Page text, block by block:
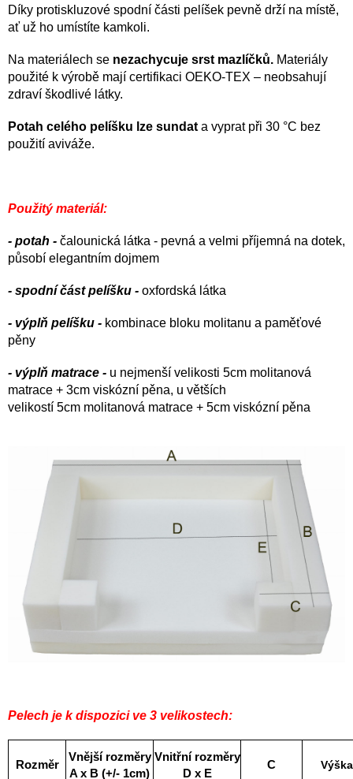
Díky protiskluzové spodní části pelíšek pevně drží na místě,
ať už ho umístíte kamkoli.
Na materiálech se nezachycuje srst mazlíčků. Materiály
použité k výrobě mají certifikaci OEKO-TEX – neobsahují
zdraví škodlivé látky.
Potah celého pelíšku lze sundat a vyprat při 30 °C bez
použití aviváže.
Použitý materiál:
- potah - čalounická látka - pevná a velmi příjemná na dotek,
působí elegantním dojmem
- spodní část pelíšku - oxfordská látka
- výplň pelíšku - kombinace bloku molitanu a paměťové
pěny
- výplň matrace - u nejmenší velikosti 5cm molitanová
matrace + 3cm viskózní pěna, u větších
velikostí 5cm molitanová matrace + 5cm viskózní pěna
Pelech je k dispozici ve 3 velikostech:
Rozměr
Vnější rozměry
A x B (+/- 1cm)
Vnitřní rozměry
D x E
C